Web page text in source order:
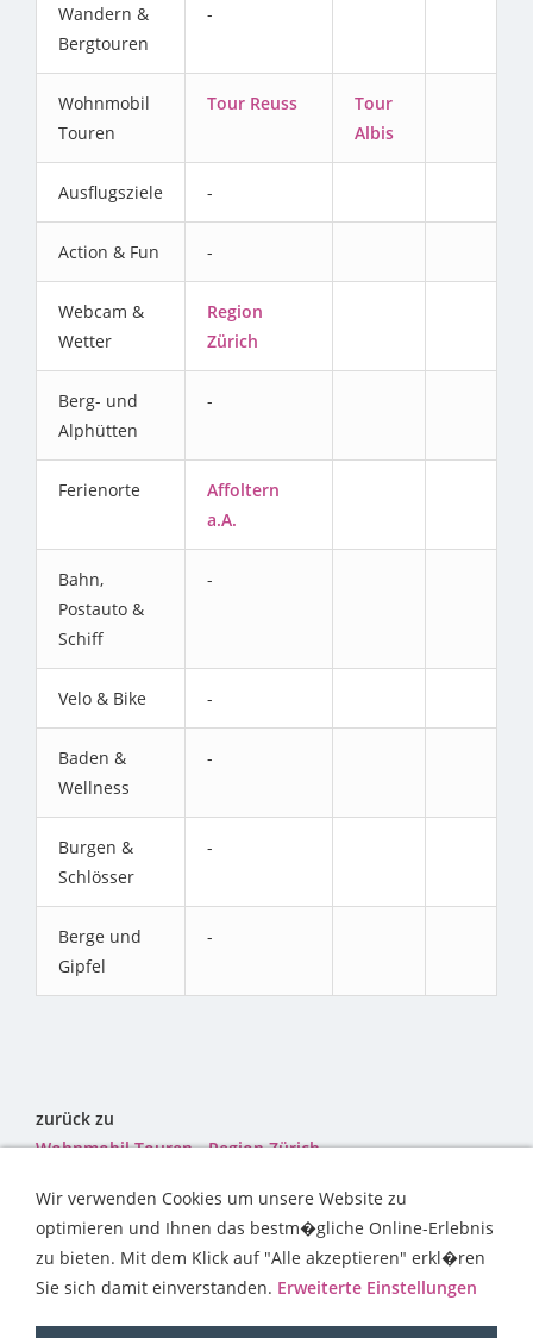
Wandern &
Bergtouren
-
Wohnmobil
Touren
Tour Reuss
Tour
Albis
Ausflugsziele -
Action & Fun -
Webcam &
Wetter
Region
Zürich
Berg- und
Alphütten
-
Ferienorte
Affoltern
a.A.
Bahn,
Postauto &
Schiff
-
Velo & Bike -
Baden &
Wellness
-
Burgen &
Schlösser
-
Berge und
Gipfel
-
zurück zu
Wohnmobil Touren - Region Zürich
Camping & Zeltplätze - Region Zürich
CAMPING & ZELTPLÄTZE
WANDERN & BERGTOUREN
WOHNMOBIL
BERGE & GIPFEL TREKKING SCHWEIZ
Wir verwenden Cookies um unsere Website zu
optimieren und Ihnen das bestm�gliche Online-Erlebnis
zu bieten. Mit dem Klick auf "Alle akzeptieren" erkl�ren
Sie sich damit einverstanden. Erweiterte Einstellungen